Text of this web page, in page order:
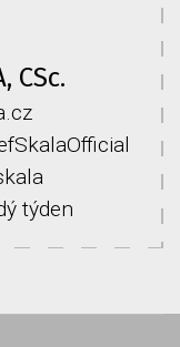
CSc.
týden